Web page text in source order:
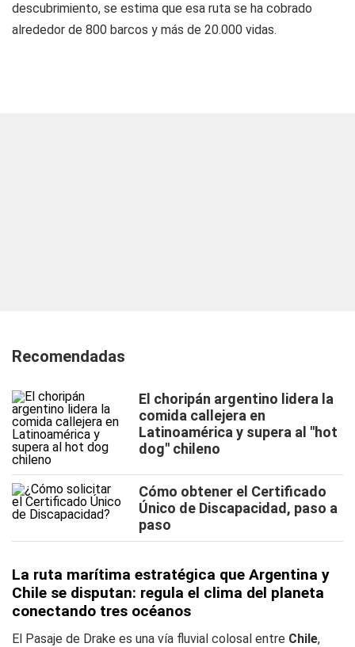
descubrimiento, se estima que esa ruta se ha cobrado
alrededor de 800 barcos y más de 20.000 vidas.
Recomendadas
El choripán argentino lidera la
comida callejera en
Latinoamérica y supera al "hot
dog" chileno
Cómo obtener el Certificado
Único de Discapacidad, paso a
paso
La ruta marítima estratégica que Argentina y
Chile se disputan: regula el clima del planeta
conectando tres océanos
El Pasaje de Drake es una vía fluvial colosal entre Chile,